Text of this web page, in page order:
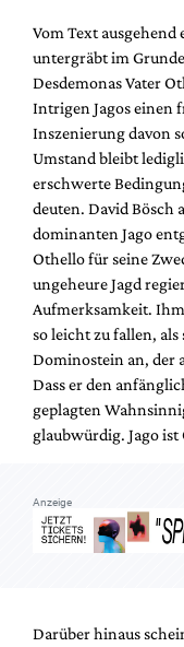
Vom Text
untergräbt im
Desdemonas Vater
Intrigen Jagos einen
Inszenierung davon
Umstand bleibt
erschwerte
deuten. David Bösch
dominanten Jago
Othello für seine
ungeheure Jagd
Aufmerksamkeit.
so leicht zu fallen,
Dominostein an, der
Dass er den
geplagten
glaubwürdig. Jago
Anzeige
Darüber hinaus